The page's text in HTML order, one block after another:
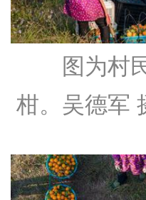
图为村
柑。吴德军